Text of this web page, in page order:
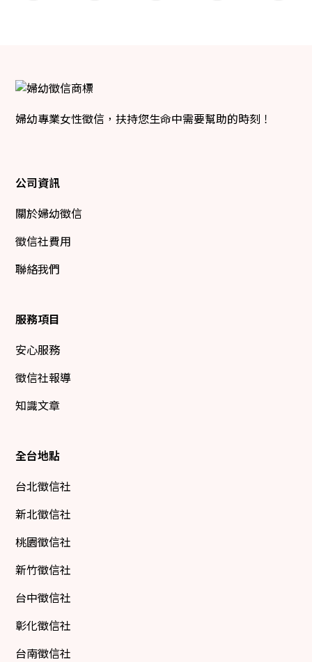
婦幼專業女性徵信，扶持您生命中需要幫助的時刻！
公司資訊
關於婦幼徵信
徵信社費用
聯絡我們
服務項目
安心服務
徵信社報導
知識文章
全台地點
台北徵信社
新北徵信社
桃園徵信社
新竹徵信社
台中徵信社
彰化徵信社
台南徵信社